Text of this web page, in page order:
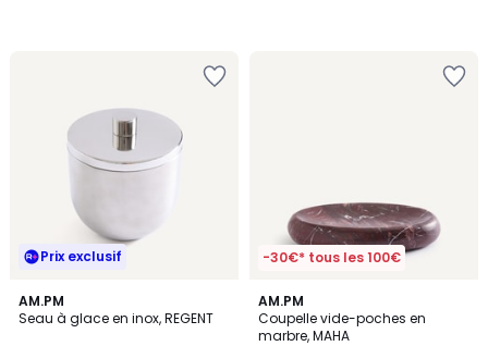
Prix exclusif
AM.PM
Seau à glace en inox, REGENT
-30€* tous les 100€
AM.PM
Coupelle vide-poches en
marbre, MAHA